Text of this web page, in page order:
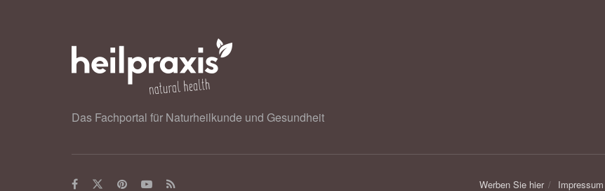
Das Fachportal für Naturheilkunde und Gesundheit
Werben Sie hier Impressum